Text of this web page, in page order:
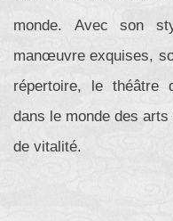
monde. Avec son
manœuvre exquises,
répertoire, le théâtre
dans le monde des
de vitalité.